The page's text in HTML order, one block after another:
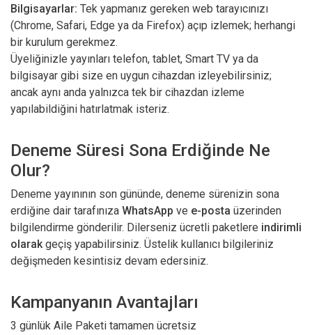
Bilgisayarlar: Tek yapmanız gereken web tarayıcınızı
(Chrome, Safari, Edge ya da Firefox) açıp izlemek; herhangi
bir kurulum gerekmez.
Üyeliğinizle yayınları telefon, tablet, Smart TV ya da
bilgisayar gibi size en uygun cihazdan izleyebilirsiniz;
ancak aynı anda yalnızca tek bir cihazdan izleme
yapılabildiğini hatırlatmak isteriz.
Deneme Süresi Sona Erdiğinde Ne
Olur?
Deneme yayınının son gününde, deneme sürenizin sona
erdiğine dair tarafınıza WhatsApp ve e-posta üzerinden
bilgilendirme gönderilir. Dilerseniz ücretli paketlere indirimli
olarakgeçiş yapabilirsiniz. Üstelik kullanıcı bilgileriniz
değişmeden kesintisiz devam edersiniz.
Kampanyanın Avantajları
3 günlük Aile Paketi tamamen ücretsiz